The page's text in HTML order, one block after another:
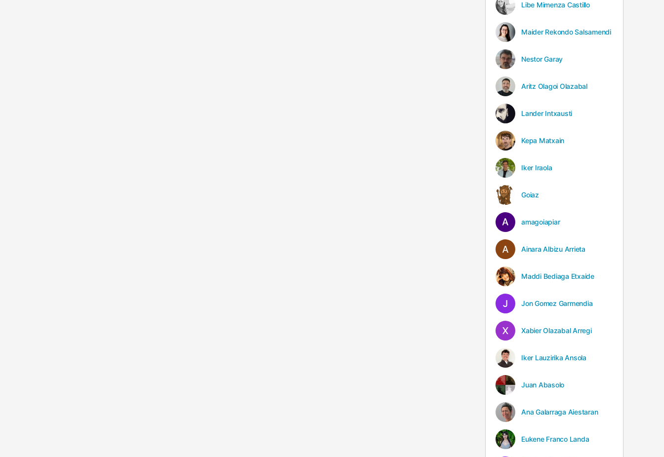
Libe Mimenza Castillo
Maider Rekondo Salsamendi
Nestor Garay
Aritz Olagoi Olazabal
Lander Intxausti
Kepa Matxain
Iker Iraola
Goiaz
amagoiapiar
Ainara Albizu Arrieta
Maddi Bediaga Etxaide
Jon Gomez Garmendia
Xabier Olazabal Arregi
Iker Lauzirika Ansola
Juan Abasolo
Ana Galarraga Aiestaran
Eukene Franco Landa